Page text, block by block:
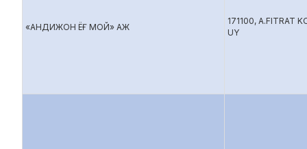
«АНДИЖОН ЁҒ МОЙ» АЖ
171100, A.FITRAT
UY